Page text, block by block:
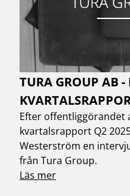
TURA GROUP AB -
Efter offentliggörandet
kvartalsrapport Q2
Westerström en
från Tura Group.
Läs mer